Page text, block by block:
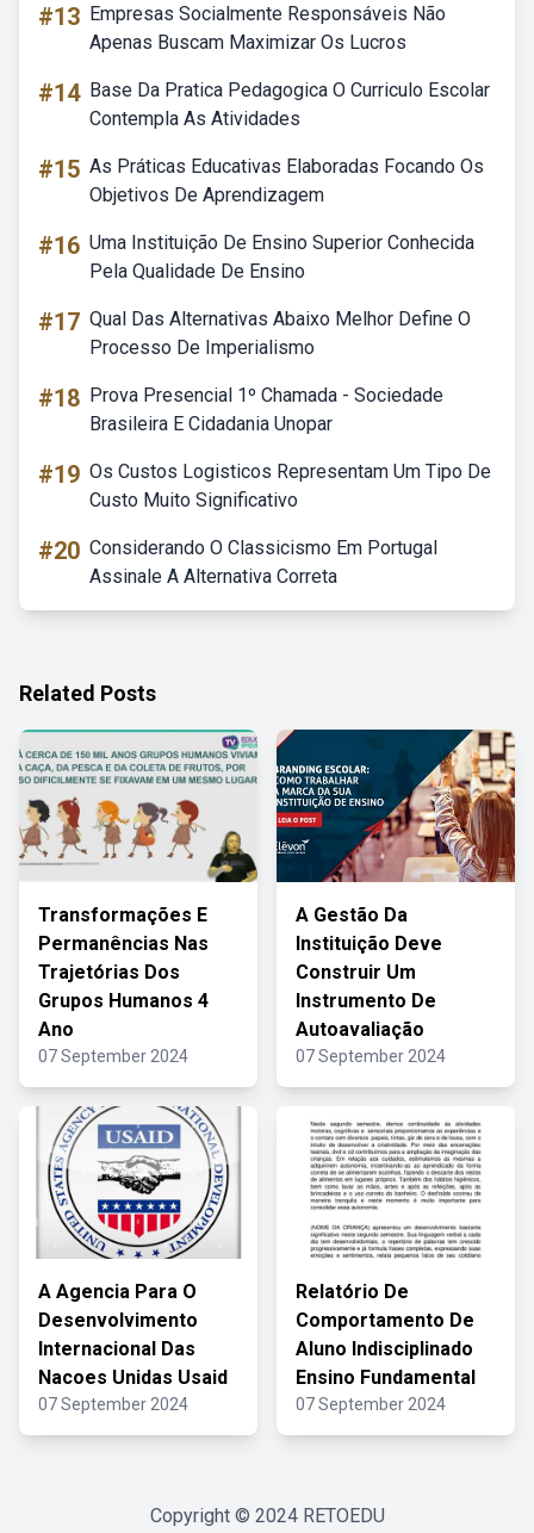
#13 Empresas Socialmente Responsáveis Não
Apenas Buscam Maximizar Os Lucros
#14 Base Da Pratica Pedagogica O Curriculo Escolar
Contempla As Atividades
#15 As Práticas Educativas Elaboradas Focando Os
Objetivos De Aprendizagem
#16 Uma Instituição De Ensino Superior Conhecida
Pela Qualidade De Ensino
#17 Qual Das Alternativas Abaixo Melhor Define O
Processo De Imperialismo
#18 Prova Presencial 1º Chamada - Sociedade
Brasileira E Cidadania Unopar
#19 Os Custos Logisticos Representam Um Tipo De
Custo Muito Significativo
#20 Considerando O Classicismo Em Portugal
Assinale A Alternativa Correta
Related Posts
Transformações E
Permanências Nas
Trajetórias Dos
Grupos Humanos 4
Ano
07 September 2024
A Gestão Da
Instituição Deve
Construir Um
Instrumento De
Autoavaliação
07 September 2024
A Agencia Para O
Desenvolvimento
Internacional Das
Nacoes Unidas Usaid
07 September 2024
Relatório De
Comportamento De
Aluno Indisciplinado
Ensino Fundamental
07 September 2024
Copyright © 2024 RETOEDU